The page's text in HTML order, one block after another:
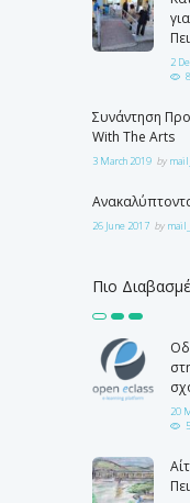
2
Συνάντηση
With The Arts
3 March 2019 by
26 June 2017 by
Πιο
20